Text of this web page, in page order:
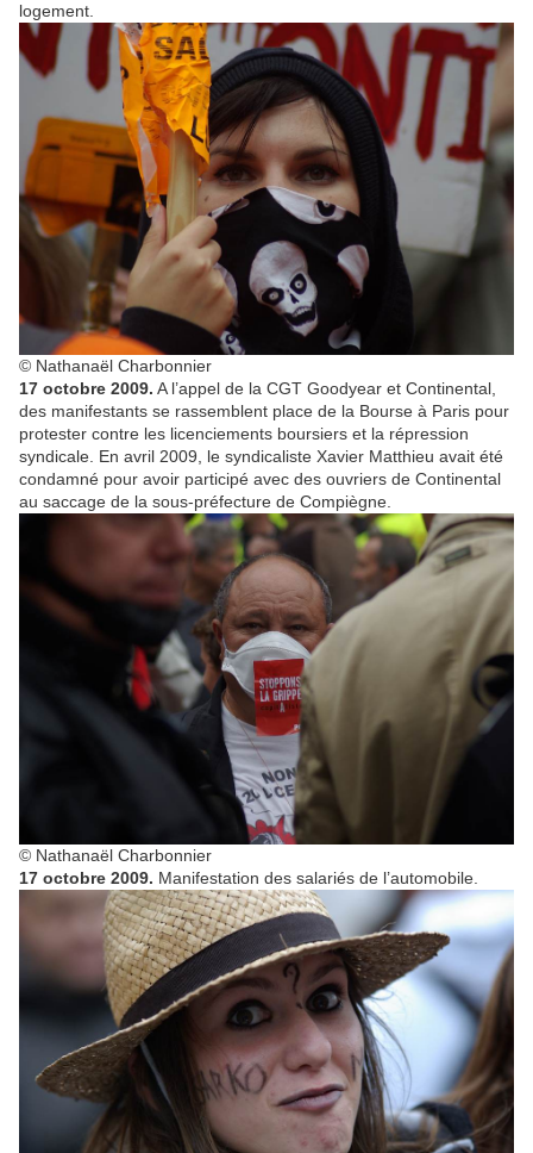
logement.
© Nathanaël Charbonnier
17 octobre 2009. A l’appel de la CGT Goodyear et Continental,
des manifestants se rassemblent place de la Bourse à Paris pour
protester contre les licenciements boursiers et la répression
syndicale. En avril 2009, le syndicaliste Xavier Matthieu avait été
condamné pour avoir participé avec des ouvriers de Continental
au saccage de la sous-préfecture de Compiègne.
© Nathanaël Charbonnier
17 octobre 2009. Manifestation des salariés de l’automobile.